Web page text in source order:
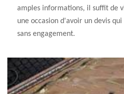
amples informations, il suffit de
une occasion d'avoir un devis
sans engagement.